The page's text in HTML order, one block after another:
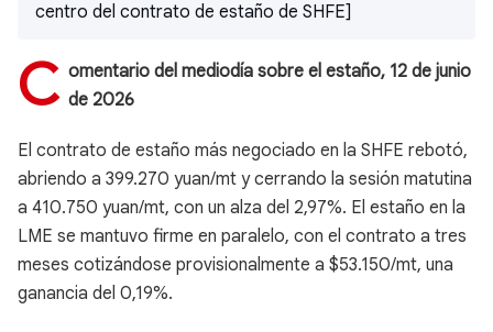
centro del contrato de estaño de SHFE]
C omentario del mediodía sobre el estaño, 12 de junio
de 2026
El contrato de estaño más negociado en la SHFE rebotó,
abriendo a 399.270 yuan/mt y cerrando la sesión matutina
a 410.750 yuan/mt, con un alza del 2,97%. El estaño en la
LME se mantuvo firme en paralelo, con el contrato a tres
meses cotizándose provisionalmente a $53.150/mt, una
ganancia del 0,19%.